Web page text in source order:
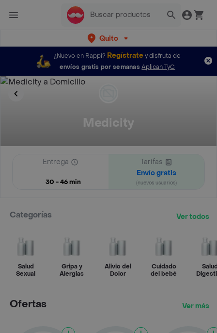
Quito
¿Nuevo en Rappi? Regístratey disfruta de
envíos gratis por semanas Aplican TyC
Medicity
Entrega
30 - 46 min
Tarifas
Envío gratis
(nuevos usuarios)
Categorías Ver todos
Salud
Sexual
Gripa y
Alergias
Alivio del
Dolor
Cuidado
del bebé
Ofertas Ver más